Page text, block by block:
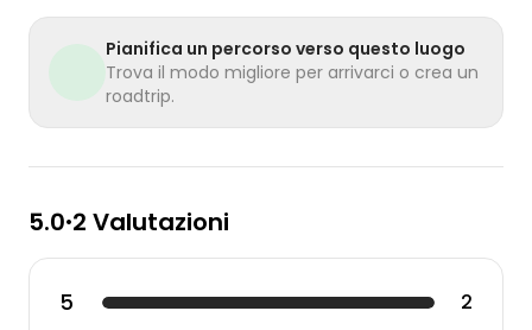
Pianifica un percorso verso questo luogo
Trova il modo migliore per arrivarci o crea un
roadtrip.
5.0•2 Valutazioni
5 2